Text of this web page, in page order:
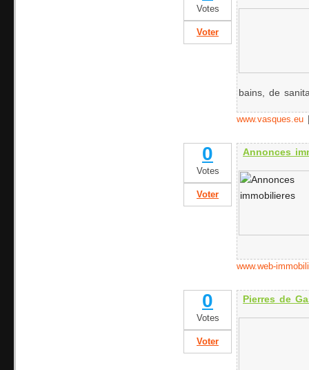
Votes
Voter
bains, de
www.vasques.eu
0
Votes
Voter
Annonces
www.web-
0
Votes
Voter
Pierres de